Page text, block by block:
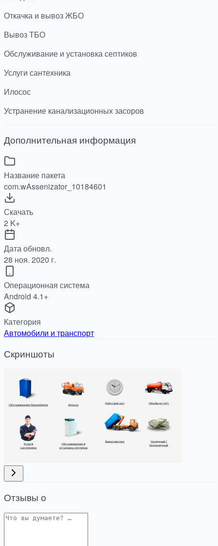
Откачка и вывоз ЖБО
Вывоз ТБО
Обслуживание и установка септиков
Услуги сантехника
Илосос
Устранение канализационных засоров
Дополнительная информация
Название пакета
com.wAssenizator_10184601
Скачать
2 K+
Дата обновл.
28 ноя. 2020 г.
Операционная система
Android 4.1+
Категория
Автомобили и транспорт
Скриншоты
Отзывы о